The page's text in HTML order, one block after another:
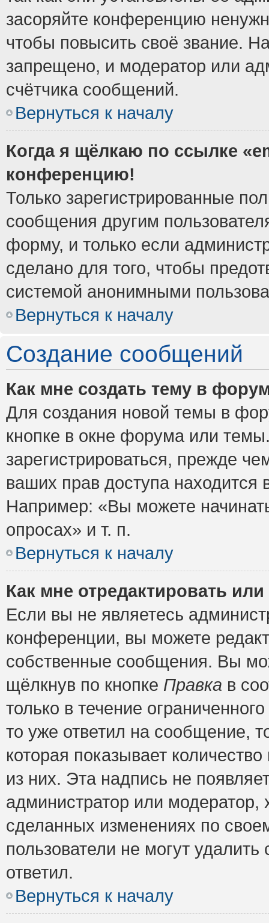
засоряйте конференцию
чтобы повысить своё звание.
запрещено, и модератор или
счётчика сообщений.
Вернуться к началу
Когда я щёлкаю по ссылке
конференцию!
Только зарегистрированные
сообщения другим
форму, и только если
сделано для того, чтобы
системой анонимными
Вернуться к началу
Создание сообщений
Как мне создать тему в
Для создания новой темы в
кнопке в окне форума или
зарегистрироваться, прежде
ваших прав доступа
Например: «Вы можете
опросах» и т. п.
Вернуться к началу
Как мне отредактировать
Если вы не являетесь
конференции, вы можете
собственные сообщения. Вы
щёлкнув по кнопке Правка в
только в течение
то уже ответил на сообщение,
которая показывает
из них. Эта надпись не
администратор или модератор,
сделанных изменениях по
пользователи не могут
ответил.
Вернуться к началу